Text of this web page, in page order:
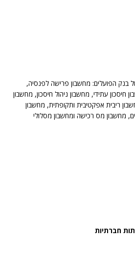
של בנק הפועלים: מחשבון פרישה לפנסיה,
חיסכון עתידי, מחשבון ניהול חיסכון, מחשבון
ריבית אפקטיבית ותקופתית, מחשבון
מחשבון מס רכישה ומחשבון מסלולי
חברתיות